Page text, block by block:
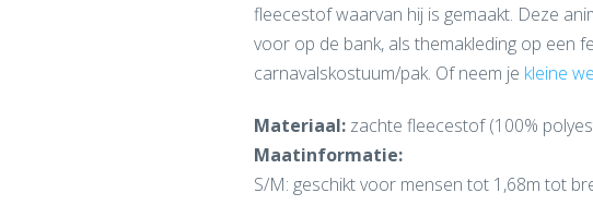
fleecestof waarvan hij is gemaakt. Deze
voor op de bank, als themakleding op een
carnavalskostuum/pak. Of neem je kleine
Materiaal: zachte fleecestof (100%
Maatinformatie:
S/M: geschikt voor mensen tot 1,68m tot